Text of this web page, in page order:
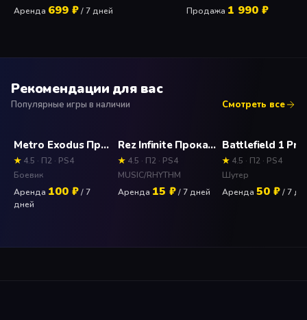
Аренда 699 ₽/ 7 дней
Продажа 1 990 ₽
Рекомендации для вас
Популярные игры в наличии Смотреть все
Metro Exodus Прокат и аренда игры 7 дней
★ 4.5 · П2 · PS4
Боевик
Аренда 100 ₽/ 7
дней
Rez Infinite Прокат и аренда игры 7 дней
★ 4.5 · П2 · PS4
MUSIC/RHYTHM
Аренда 15 ₽/ 7 дней
★ 4.5 · П2 · PS4
Шутер
Аренда 50 ₽/ 7